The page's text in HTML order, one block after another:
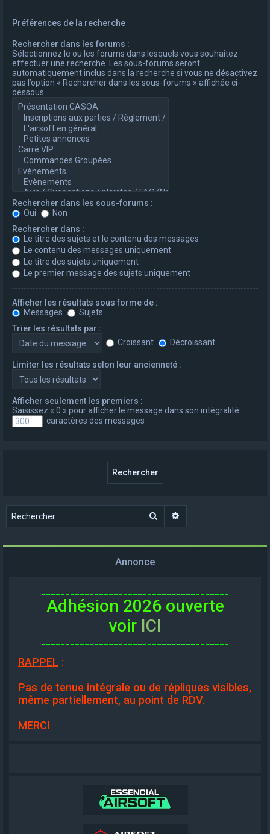
Préférences de la recherche
Rechercher dans les forums :
Sélectionnez le ou les forums dans lesquels vous souhaitez
effectuer une recherche. Les sous-forums seront
automatiquement inclus dans la recherche si vous ne désactivez
pas l’option « Rechercher dans les sous-forums » affichée ci-
dessous.
Rechercher dans les sous-forums :
Oui
Non
Rechercher dans :
Le titre des sujets et le contenu des messages
Le contenu des messages uniquement
Le titre des sujets uniquement
Le premier message des sujets uniquement
Afficher les résultats sous forme de :
Messages
Sujets
Trier les résultats par :
Croissant
Décroissant
Limiter les résultats selon leur ancienneté :
Afficher seulement les premiers :
Saisissez « 0 » pour afficher le message dans son intégralité.
caractères des messages
Rechercher
Annonce
Adhésion 2026 ouverte
voir ICI
RAPPEL :
Pas de tenue intégrale ou de répliques visibles,
même partiellement, au point de RDV.
MERCI